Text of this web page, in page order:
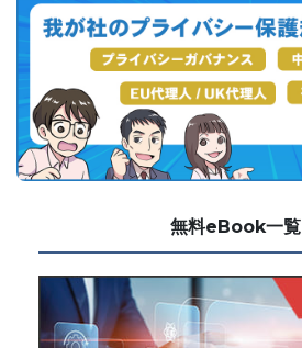
無料eBook一覧